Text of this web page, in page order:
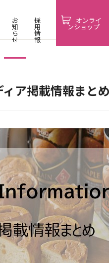
お
知
ら
せ
採
用
情
報
オンライ
ンショップ
ィア掲載情報まと